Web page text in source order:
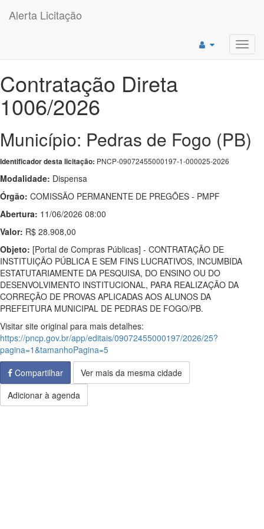
Alerta Licitação
Contratação Direta
1006/2026
Município: Pedras de Fogo (PB)
Identificador desta licitação: PNCP-09072455000197-1-000025-2026
Modalidade: Dispensa
Órgão: COMISSÃO PERMANENTE DE PREGÕES - PMPF
Abertura: 11/06/2026 08:00
Valor: R$ 28.908,00
Objeto: [Portal de Compras Públicas] - CONTRATAÇÃO DE
INSTITUIÇÃO PÚBLICA E SEM FINS LUCRATIVOS, INCUMBIDA
ESTATUTARIAMENTE DA PESQUISA, DO ENSINO OU DO
DESENVOLVIMENTO INSTITUCIONAL, PARA REALIZAÇÃO DA
CORREÇÃO DE PROVAS APLICADAS AOS ALUNOS DA
PREFEITURA MUNICIPAL DE PEDRAS DE FOGO/PB.
Visitar site original para mais detalhes:
https://pncp.gov.br/app/editais/09072455000197/2026/25?
pagina=1&tamanhoPagina=5
Compartilhar
Ver mais da mesma cidade
Adicionar à agenda